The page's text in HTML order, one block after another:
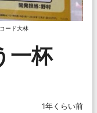
ード大林
一杯
1年くらい前